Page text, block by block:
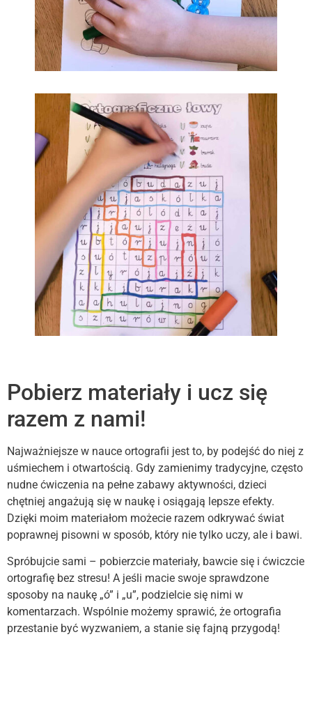
Pobierz materiały i ucz się
razem z nami!
Najważniejsze w nauce ortografii jest to, by podejść do niej z
uśmiechem i otwartością. Gdy zamienimy tradycyjne, często
nudne ćwiczenia na pełne zabawy aktywności, dzieci
chętniej angażują się w naukę i osiągają lepsze efekty.
Dzięki moim materiałom możecie razem odkrywać świat
poprawnej pisowni w sposób, który nie tylko uczy, ale i bawi.
Spróbujcie sami – pobierzcie materiały, bawcie się i ćwiczcie
ortografię bez stresu! A jeśli macie swoje sprawdzone
sposoby na naukę „ó” i „u”, podzielcie się nimi w
komentarzach. Wspólnie możemy sprawić, że ortografia
przestanie być wyzwaniem, a stanie się fajną przygodą!